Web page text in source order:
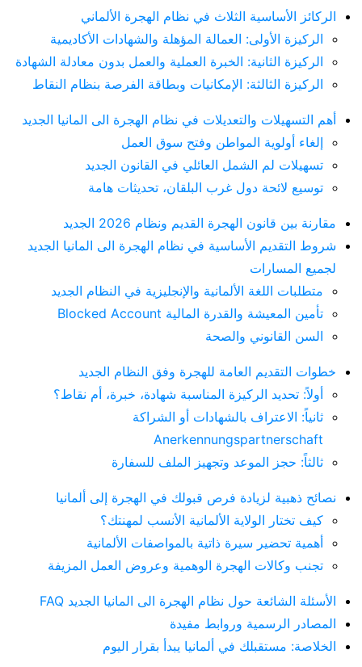
الركائز الأساسية الثلاث في نظام الهجرة الألماني
الركيزة الأولى: العمالة المؤهلة والشهادات الأكاديمية
الركيزة الثانية: الخبرة العملية والعمل بدون معادلة الشهادة
الركيزة الثالثة: الإمكانيات وبطاقة الفرصة بنظام النقاط
أهم التسهيلات والتعديلات في نظام الهجرة الى المانيا الجديد
إلغاء أولوية المواطن وفتح سوق العمل
تسهيلات لم الشمل العائلي في القانون الجديد
توسيع لائحة دول غرب البلقان، تحديثات هامة
مقارنة بين قانون الهجرة القديم ونظام 2026 الجديد
شروط التقديم الأساسية في نظام الهجرة الى المانيا الجديد
لجميع المسارات
متطلبات اللغة الألمانية والإنجليزية في النظام الجديد
تأمين المعيشة والقدرة المالية Blocked Account
السن القانوني والصحة
خطوات التقديم العامة للهجرة وفق النظام الجديد
أولاً: تحديد الركيزة المناسبة شهادة، خبرة، أم نقاط؟
ثانياً: الاعتراف بالشهادات أو الشراكة
Anerkennungspartnerschaft
ثالثاً: حجز الموعد وتجهيز الملف للسفارة
نصائح ذهبية لزيادة فرص قبولك في الهجرة إلى ألمانيا
كيف تختار الولاية الألمانية الأنسب لمهنتك؟
أهمية تحضير سيرة ذاتية بالمواصفات الألمانية
تجنب وكالات الهجرة الوهمية وعروض العمل المزيفة
الأسئلة الشائعة حول نظام الهجرة الى المانيا الجديد FAQ
المصادر الرسمية وروابط مفيدة
الخلاصة: مستقبلك في ألمانيا يبدأ بقرار اليوم